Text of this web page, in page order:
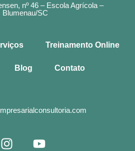
nº 46 – Escola Agrícola –
Blumenau/SC
Treinamento Online
Blog Contato